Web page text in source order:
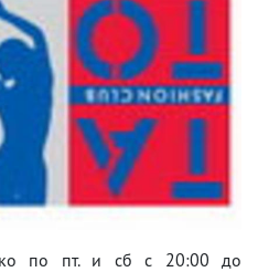
по пт. и сб с 20:00 до